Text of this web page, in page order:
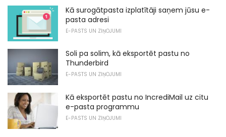
Kā surogātpasta izplatītāji saņem jūsu e-
pasta adresi
E-PASTS UN ZIŅOJUMI
Soli pa solim, kā eksportēt pastu no
Thunderbird
E-PASTS UN ZIŅOJUMI
Kā eksportēt pastu no IncrediMail uz citu
e-pasta programmu
E-PASTS UN ZIŅOJUMI